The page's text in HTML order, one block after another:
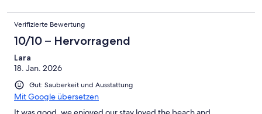
Verifizierte Bewertung
10/10 – Hervorragend
Lara
18. Jan. 2026
Gut: Sauberkeit und Ausstattung
Mit Google übersetzen